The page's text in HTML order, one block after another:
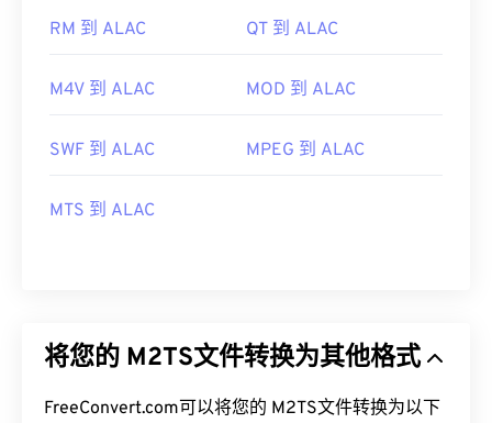
RM 到 ALAC QT 到 ALAC
M4V 到 ALAC MOD 到 ALAC
SWF 到 ALAC MPEG 到 ALAC
MTS 到 ALAC
将您的 M2TS文件转换为其他格式
FreeConvert.com可以将您的 M2TS文件转换为以下